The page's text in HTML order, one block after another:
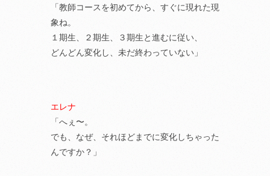
「教師コースを初めてから、すぐに現れた現
象ね。
１期生、２期生、３期生と進むに従い、
どんどん変化し、未だ終わっていない」
エレナ
「へぇ〜。
でも、なぜ、それほどまでに変化しちゃった
んですか？」